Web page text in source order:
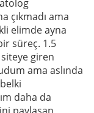
çıkmadı ama
elimde ayna
süreç. 1.5
giren
ama aslında
daha da